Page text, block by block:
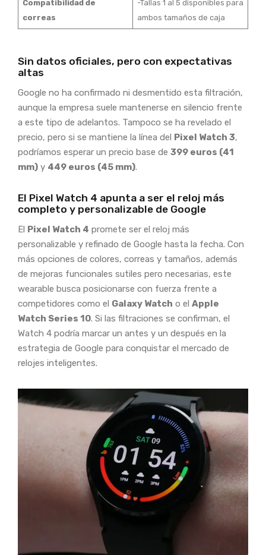
Compatibilidad de
correas
-Tallas 1 al 5 disponibles para
ambos tamaños de caja
Sin datos oficiales, pero con expectativas
altas
Google no ha confirmado ni desmentido esta filtración,
aunque la empresa suele mantenerse en silencio frente
a este tipo de adelantos. Tampoco se ha revelado el
precio, pero si se mantiene la línea del Pixel Watch 3,
podríamos esperar un precio base de 399 euros (41
mm) y 449 euros (45 mm).
El Pixel Watch 4 apunta a ser el reloj más
completo y personalizable de Google
El Pixel Watch 4 promete ser el reloj más
personalizable y refinado de Google hasta la fecha. Con
más opciones de colores, correas y tamaños, además
de mejoras funcionales sutiles pero necesarias, este
wearable busca posicionarse con fuerza frente a
competidores como el Galaxy Watch o el Apple
Watch Series 10. Si las filtraciones se confirman, el
Watch 4 podría marcar un antes y un después en la
estrategia de Google para conquistar el mercado de
relojes inteligentes.